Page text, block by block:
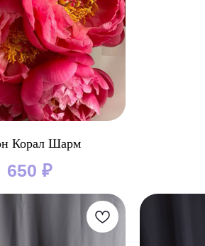
Корал Шарм
650 ₽